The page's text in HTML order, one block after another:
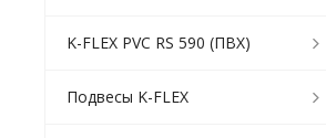
K-FLEX PVC RS 590 (ПВХ)
Подвесы K-FLEX